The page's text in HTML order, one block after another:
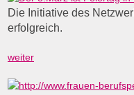
Die Initiative des
erfolgreich.
weiter